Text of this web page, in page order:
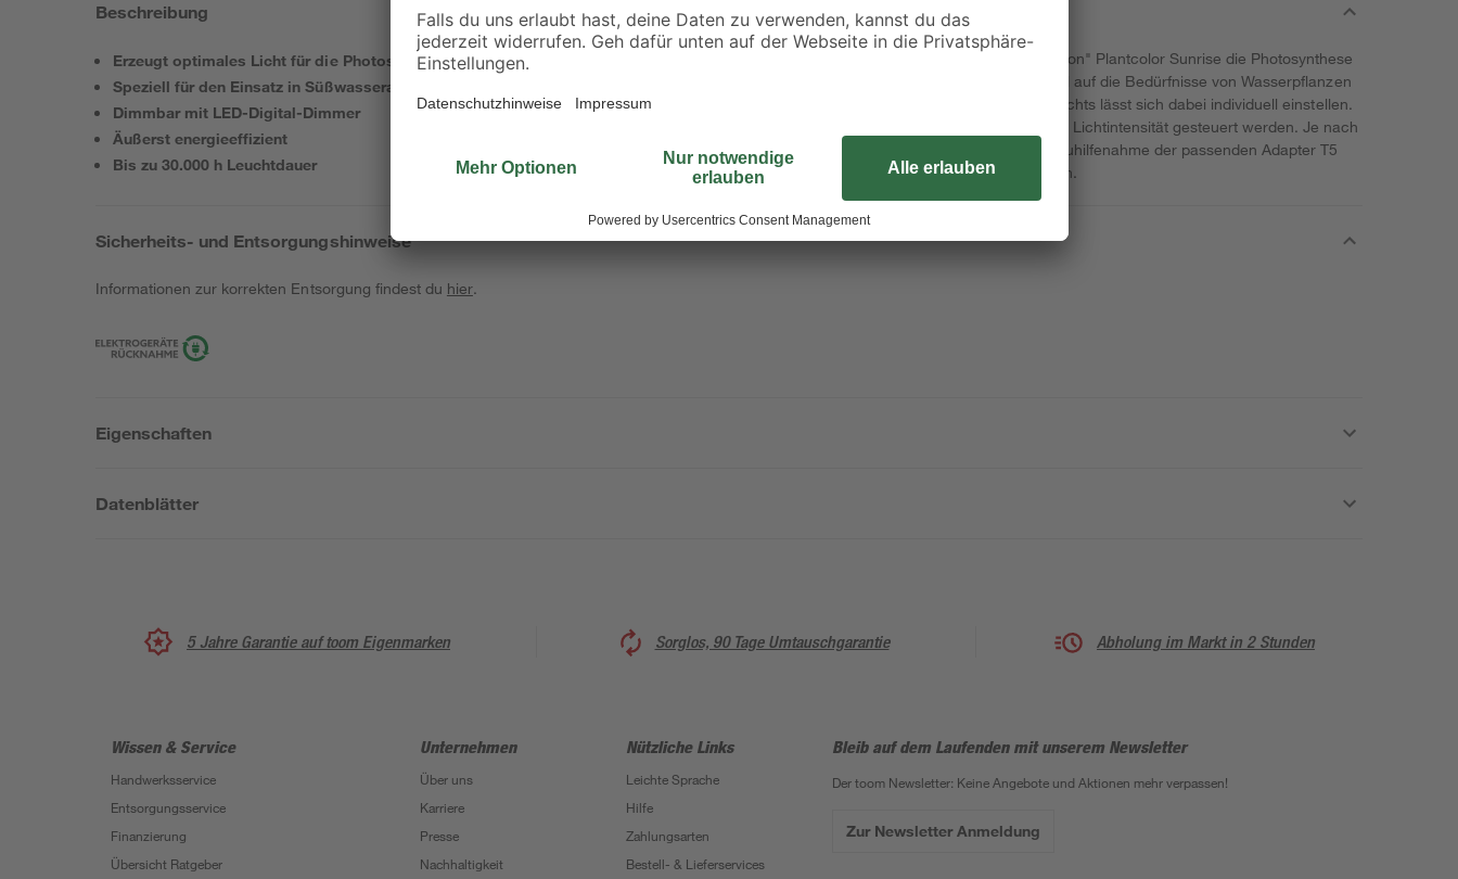
Beschreibung
Erzeugt optimales Licht für die Photosynthese
Speziell für den Einsatz in Süßwasseraquarien
Dimmbar mit LED-Digital-Dimmer
Äußerst energieeffizient
Bis zu 30.000 h Leuchtdauer
Regen Sie mit der LED-Aquarienleuchte "Precision" Plantcolor Sunrise die Photosynthese
Ihrer Aquarienpflanzen an. Sie strahlt ein optimal auf die Bedürfnisse von Wasserpflanzen
abgestimmtes Licht aus. Der Einfallwinkel des Lichts lässt sich dabei individuell einstellen.
Ebenso kann über einen LED-Digital-Dimmer die Lichtintensität gesteuert werden. Je nach
Aquariengröße lässt sich die LED-Röhre unter Zuhilfenahme der passenden Adapter T5
oder T8 in der Länge von 52 bis 64 cm anpassen.
Sicherheits- und Entsorgungshinweise
Informationen zur korrekten Entsorgung findest du hier.
Eigenschaften
Datenblätter
5 Jahre Garantie auf toom Eigenmarken Sorglos, 90 Tage Umtauschgarantie Abholung im Markt in 2 Stunden
Wissen & Service
Handwerksservice
Entsorgungsservice
Finanzierung
Übersicht Ratgeber
Unternehmen
Über uns
Karriere
Presse
Nachhaltigkeit
Nützliche Links
Leichte Sprache
Hilfe
Zahlungsarten
Bestell- & Lieferservices
Bleib auf dem Laufenden mit unserem Newsletter
Der toom Newsletter: Keine Angebote und Aktionen mehr verpassen!
Zur Newsletter Anmeldung